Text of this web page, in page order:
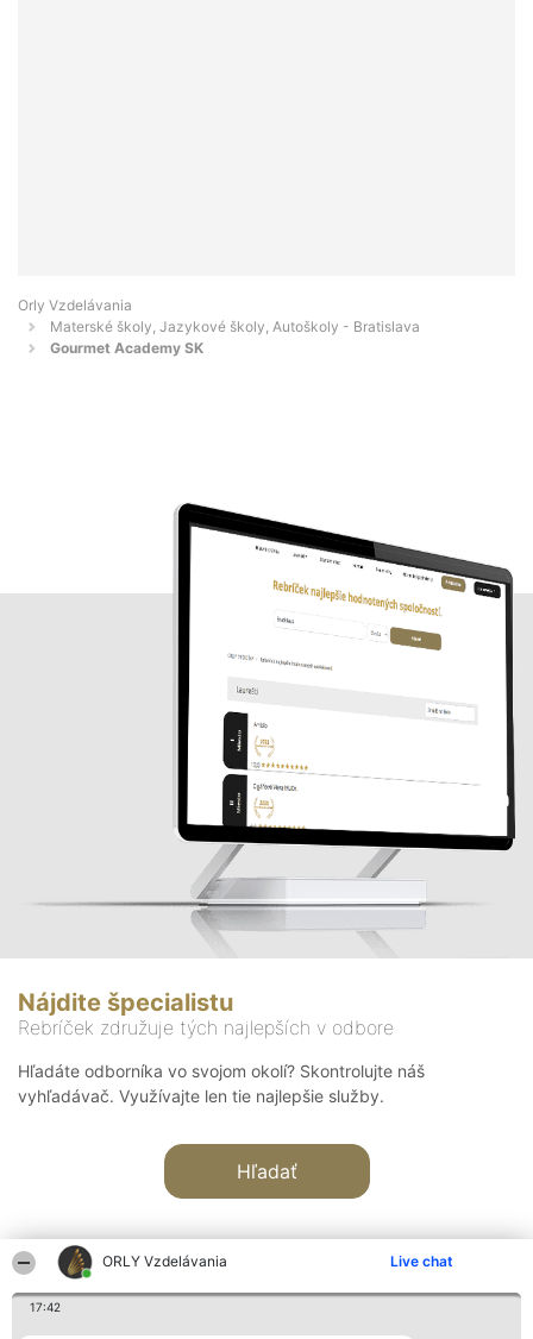
ORLY Vzdelávania Live chat
17:42
Orly Vzdelávania
Materské školy, Jazykové školy, Autoškoly - Bratislava
Gourmet Academy SK
Nájdite špecialistu
Rebríček združuje tých najlepších v odbore
Hľadáte odborníka vo svojom okolí? Skontrolujte náš
vyhľadávač. Využívajte len tie najlepšie služby.
Hľadať